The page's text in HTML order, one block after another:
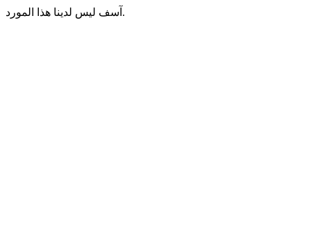
آسف ليس لدينا هذا المورد.